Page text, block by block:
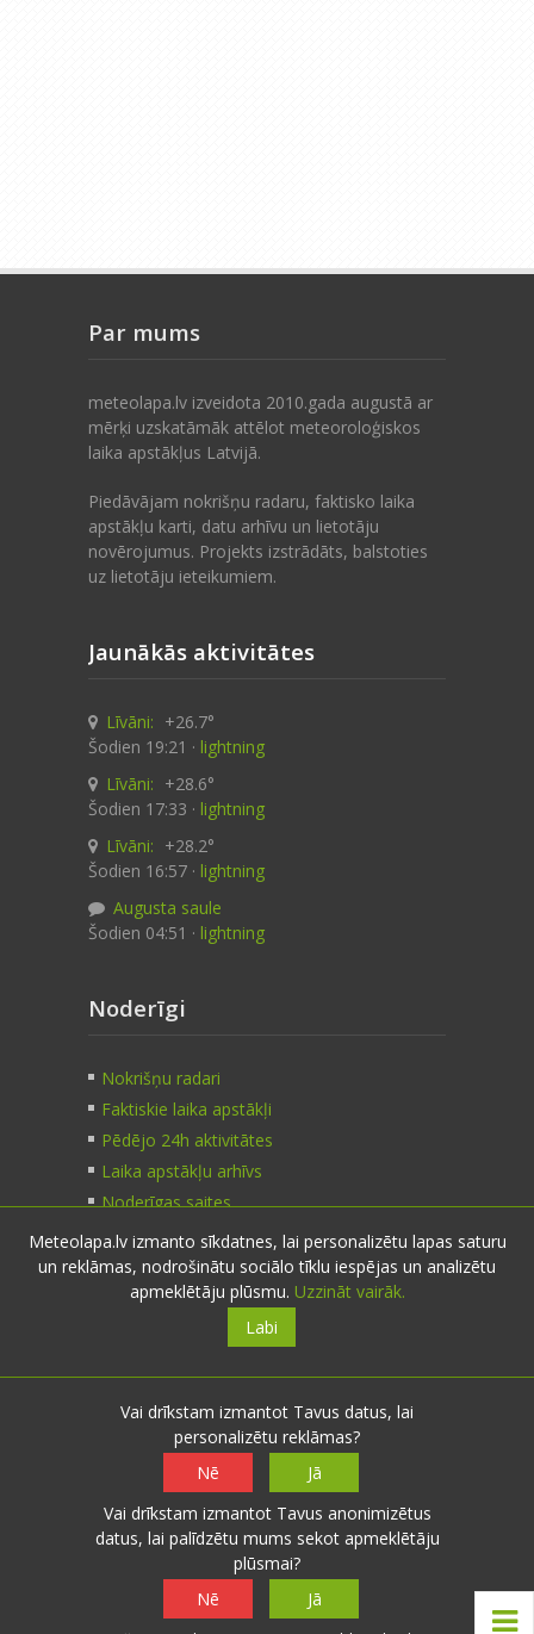
Par mums
meteolapa.lv izveidota 2010.gada augustā ar
mērķi uzskatāmāk attēlot meteoroloģiskos
laika apstākļus Latvijā.
Piedāvājam nokrišņu radaru, faktisko laika
apstākļu karti, datu arhīvu un lietotāju
novērojumus. Projekts izstrādāts, balstoties
uz lietotāju ieteikumiem.
Jaunākās aktivitātes
Līvāni: +26.7°
Šodien 19:21 · lightning
Līvāni: +28.6°
Šodien 17:33 · lightning
Līvāni: +28.2°
Šodien 16:57 · lightning
Augusta saule
Šodien 04:51 · lightning
Noderīgi
Nokrišņu radari
Faktiskie laika apstākļi
Pēdējo 24h aktivitātes
Laika apstākļu arhīvs
Noderīgas saites
Kontakti
nosūti ziņu
Seko mums
© 2026 meteolapa.lv. v2
Raksti· Galerijas· Radars·
Meteolapa.lv izmanto sīkdatnes, lai personalizētu lapas saturu
un reklāmas, nodrošinātu sociālo tīklu iespējas un analizētu
apmeklētāju plūsmu. Uzzināt vairāk.
Labi
Vai drīkstam izmantot Tavus datus, lai
personalizētu reklāmas?
Nē
Jā
Vai drīkstam izmantot Tavus anonimizētus
datus, lai palīdzētu mums sekot apmeklētāju
plūsmai?
Nē
Jā